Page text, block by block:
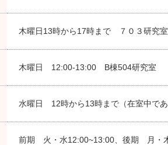
木曜日13時から17時まで ７０３研究
木曜日 12:00-13:00 B棟504研究室
水曜日 12時から13時まで（在室中で
前期 火・水12:00~13:00、後期 月